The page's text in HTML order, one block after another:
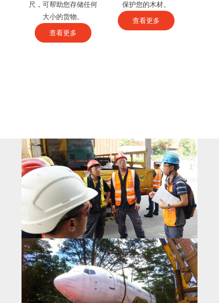
尺，可帮助您存储任何
大小的货物。
查看更多
保护您的木材。
查看更多